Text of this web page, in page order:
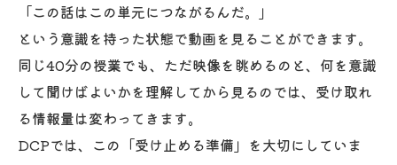
「この話はこの単元につながるんだ。」
という意識を持った状態で動画を見ることができます。
同じ40分の授業でも、ただ映像を眺めるのと、何を意識
して聞けばよいかを理解してから見るのでは、受け取れ
る情報量は変わってきます。
DCPでは、この「受け止める準備」を大切にしていま